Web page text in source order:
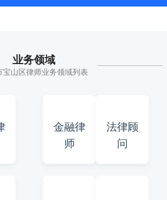
业务领域
宝山区律师业务领域列表
金融律
师
法律顾
问